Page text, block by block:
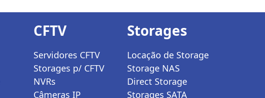
CFTV
Servidores CFTV
Storages p/ CFTV
NVRs
Câmeras IP
Storages
Locação de Storage
Storage NAS
Direct Storage
Storages SATA